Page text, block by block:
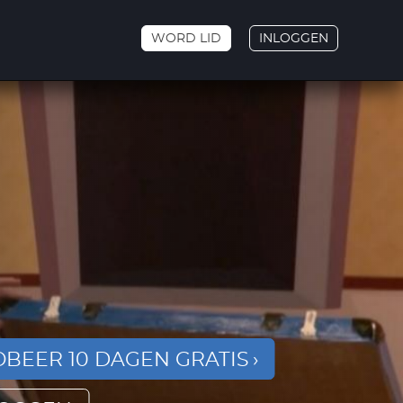
WORD LID INLOGGEN
10 DAGEN GRATIS